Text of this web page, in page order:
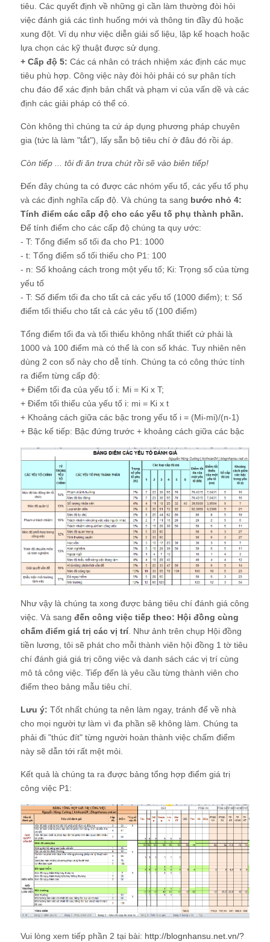
tiêu. Các quyết định về những gì cần làm thường đòi hỏi
việc đánh giá các tình huống mới và thông tin đầy đủ hoặc
xung đột. Ví dụ như việc diễn giải số liệu, lập kế hoạch hoặc
lựa chọn các kỹ thuật được sử dụng.
+ Cấp độ 5: Các cá nhân có trách nhiệm xác định các mục
tiêu phù hợp. Công việc này đòi hỏi phải có sự phân tích
chu đáo để xác định bản chất và phạm vi của vấn dề và các
định các giải pháp có thể có.
Còn không thì chúng ta cứ áp dụng phương pháp chuyên
gia (tức là làm "tắt"), lấy sẵn bộ tiêu chí ở đâu đó rồi áp.
Còn tiếp ... tôi đi ăn trưa chút rồi sẽ vào biên tiếp!
Đến đây chúng ta có được các nhóm yếu tố, các yếu tố phụ
và các định nghĩa cấp độ. Và chúng ta sang bước nhỏ 4:
Tính điểm các cấp độ cho các yếu tố phụ thành phần.
Để tính điểm cho các cấp độ chúng ta quy ước:
- T: Tổng điểm số tối đa cho P1: 1000
- t: Tổng điểm số tối thiểu cho P1: 100
- n: Số khoảng cách trong một yếu tố; Ki: Trọng số của từng
yếu tố
- T: Số điểm tối đa cho tất cả các yếu tố (1000 điểm); t: Số
điểm tối thiểu cho tất cả các yêu tố (100 điểm)
Tổng điểm tối đa và tối thiểu không nhất thiết cứ phải là
1000 và 100 điểm mà có thể là con số khác. Tuy nhiên nên
dùng 2 con số này cho dễ tính. Chúng ta có công thức tính
ra điểm từng cấp độ:
+ Điểm tối đa của yếu tố i: Mi = Ki x T;
+ Điểm tối thiểu của yếu tố i: mi = Ki x t
+ Khoảng cách giữa các bậc trong yếu tố i = (Mi-mi)/(n-1)
+ Bậc kế tiếp: Bậc đứng trước + khoảng cách giữa các bậc
Như vậy là chúng ta xong được bảng tiêu chí đánh giá công
việc. Và sang đến công việc tiếp theo: Hội đồng cùng
chấm điểm giá trị các vị trí. Như ảnh trên chụp Hội đồng
tiền lương, tôi sẽ phát cho mỗi thành viên hội đồng 1 tờ tiêu
chí đánh giá giá trị công việc và danh sách các vị trí cùng
mô tả công việc. Tiếp đến là yêu cầu từng thành viên cho
điểm theo bảng mẫu tiêu chí.
Lưu ý: Tốt nhất chúng ta nên làm ngay, tránh để về nhà
cho mọi người tự làm vì đa phần sẽ không làm. Chúng ta
phải đi "thúc đít" từng người hoàn thành việc chấm điểm
này sẽ dẫn tới rất mệt mỏi.
Kết quả là chúng ta ra được bảng tổng hợp điểm giá trị
công việc P1:
Vui lòng xem tiếp phần 2 tại bài: http://blognhansu.net.vn/?